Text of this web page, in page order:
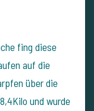
fing diese
auf die
über die
und wurde